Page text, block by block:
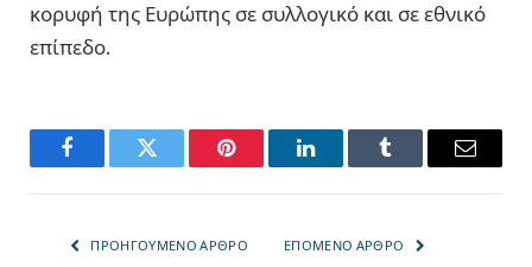
κορυφή της Ευρώπης σε συλλογικό και σε εθνικό
επίπεδο.
FacebookTwitter Pinterest LinkedInTumblr Email
ΠΡΟΗΓΟΎΜΕΝΟ ΆΡΘΡΟ ΕΠΌΜΕΝΟ ΆΡΘΡΟ